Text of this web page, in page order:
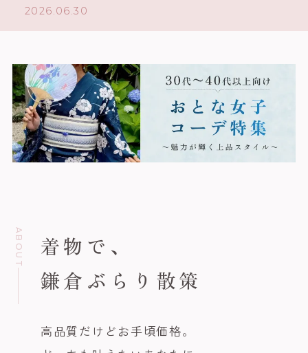
2026.06.30
ABOUT
着物で、
鎌倉ぶらり散策
高品質だけどお手頃価格。